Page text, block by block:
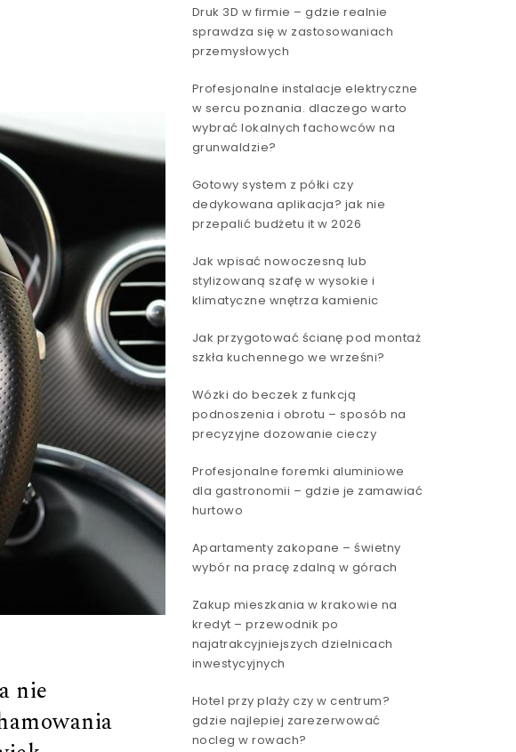
nie
Druk 3D w firmie – gdzie realnie
sprawdza się w zastosowaniach
przemysłowych
Profesjonalne instalacje elektryczne
w sercu poznania. dlaczego warto
wybrać lokalnych fachowców na
grunwaldzie?
Gotowy system z półki czy
dedykowana aplikacja? jak nie
przepalić budżetu it w 2026
Jak wpisać nowoczesną lub
stylizowaną szafę w wysokie i
klimatyczne wnętrza kamienic
Jak przygotować ścianę pod montaż
szkła kuchennego we wrześni?
Wózki do beczek z funkcją
podnoszenia i obrotu – sposób na
precyzyjne dozowanie cieczy
Profesjonalne foremki aluminiowe
dla gastronomii – gdzie je zamawiać
hurtowo
Apartamenty zakopane – świetny
wybór na pracę zdalną w górach
Zakup mieszkania w krakowie na
kredyt – przewodnik po
najatrakcyjniejszych dzielnicach
inwestycyjnych
Hotel przy plaży czy w centrum?
gdzie najlepiej zarezerwować
nocleg w rowach?